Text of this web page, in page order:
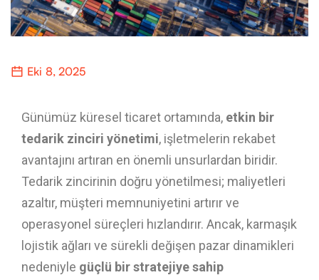
Eki 8, 2025
Günümüz küresel ticaret ortamında, etkin bir
tedarik zinciri yönetimi, işletmelerin rekabet
avantajını artıran en önemli unsurlardan biridir.
Tedarik zincirinin doğru yönetilmesi; maliyetleri
azaltır, müşteri memnuniyetini artırır ve
operasyonel süreçleri hızlandırır. Ancak, karmaşık
lojistik ağları ve sürekli değişen pazar dinamikleri
nedeniyle güçlü bir stratejiye sahip